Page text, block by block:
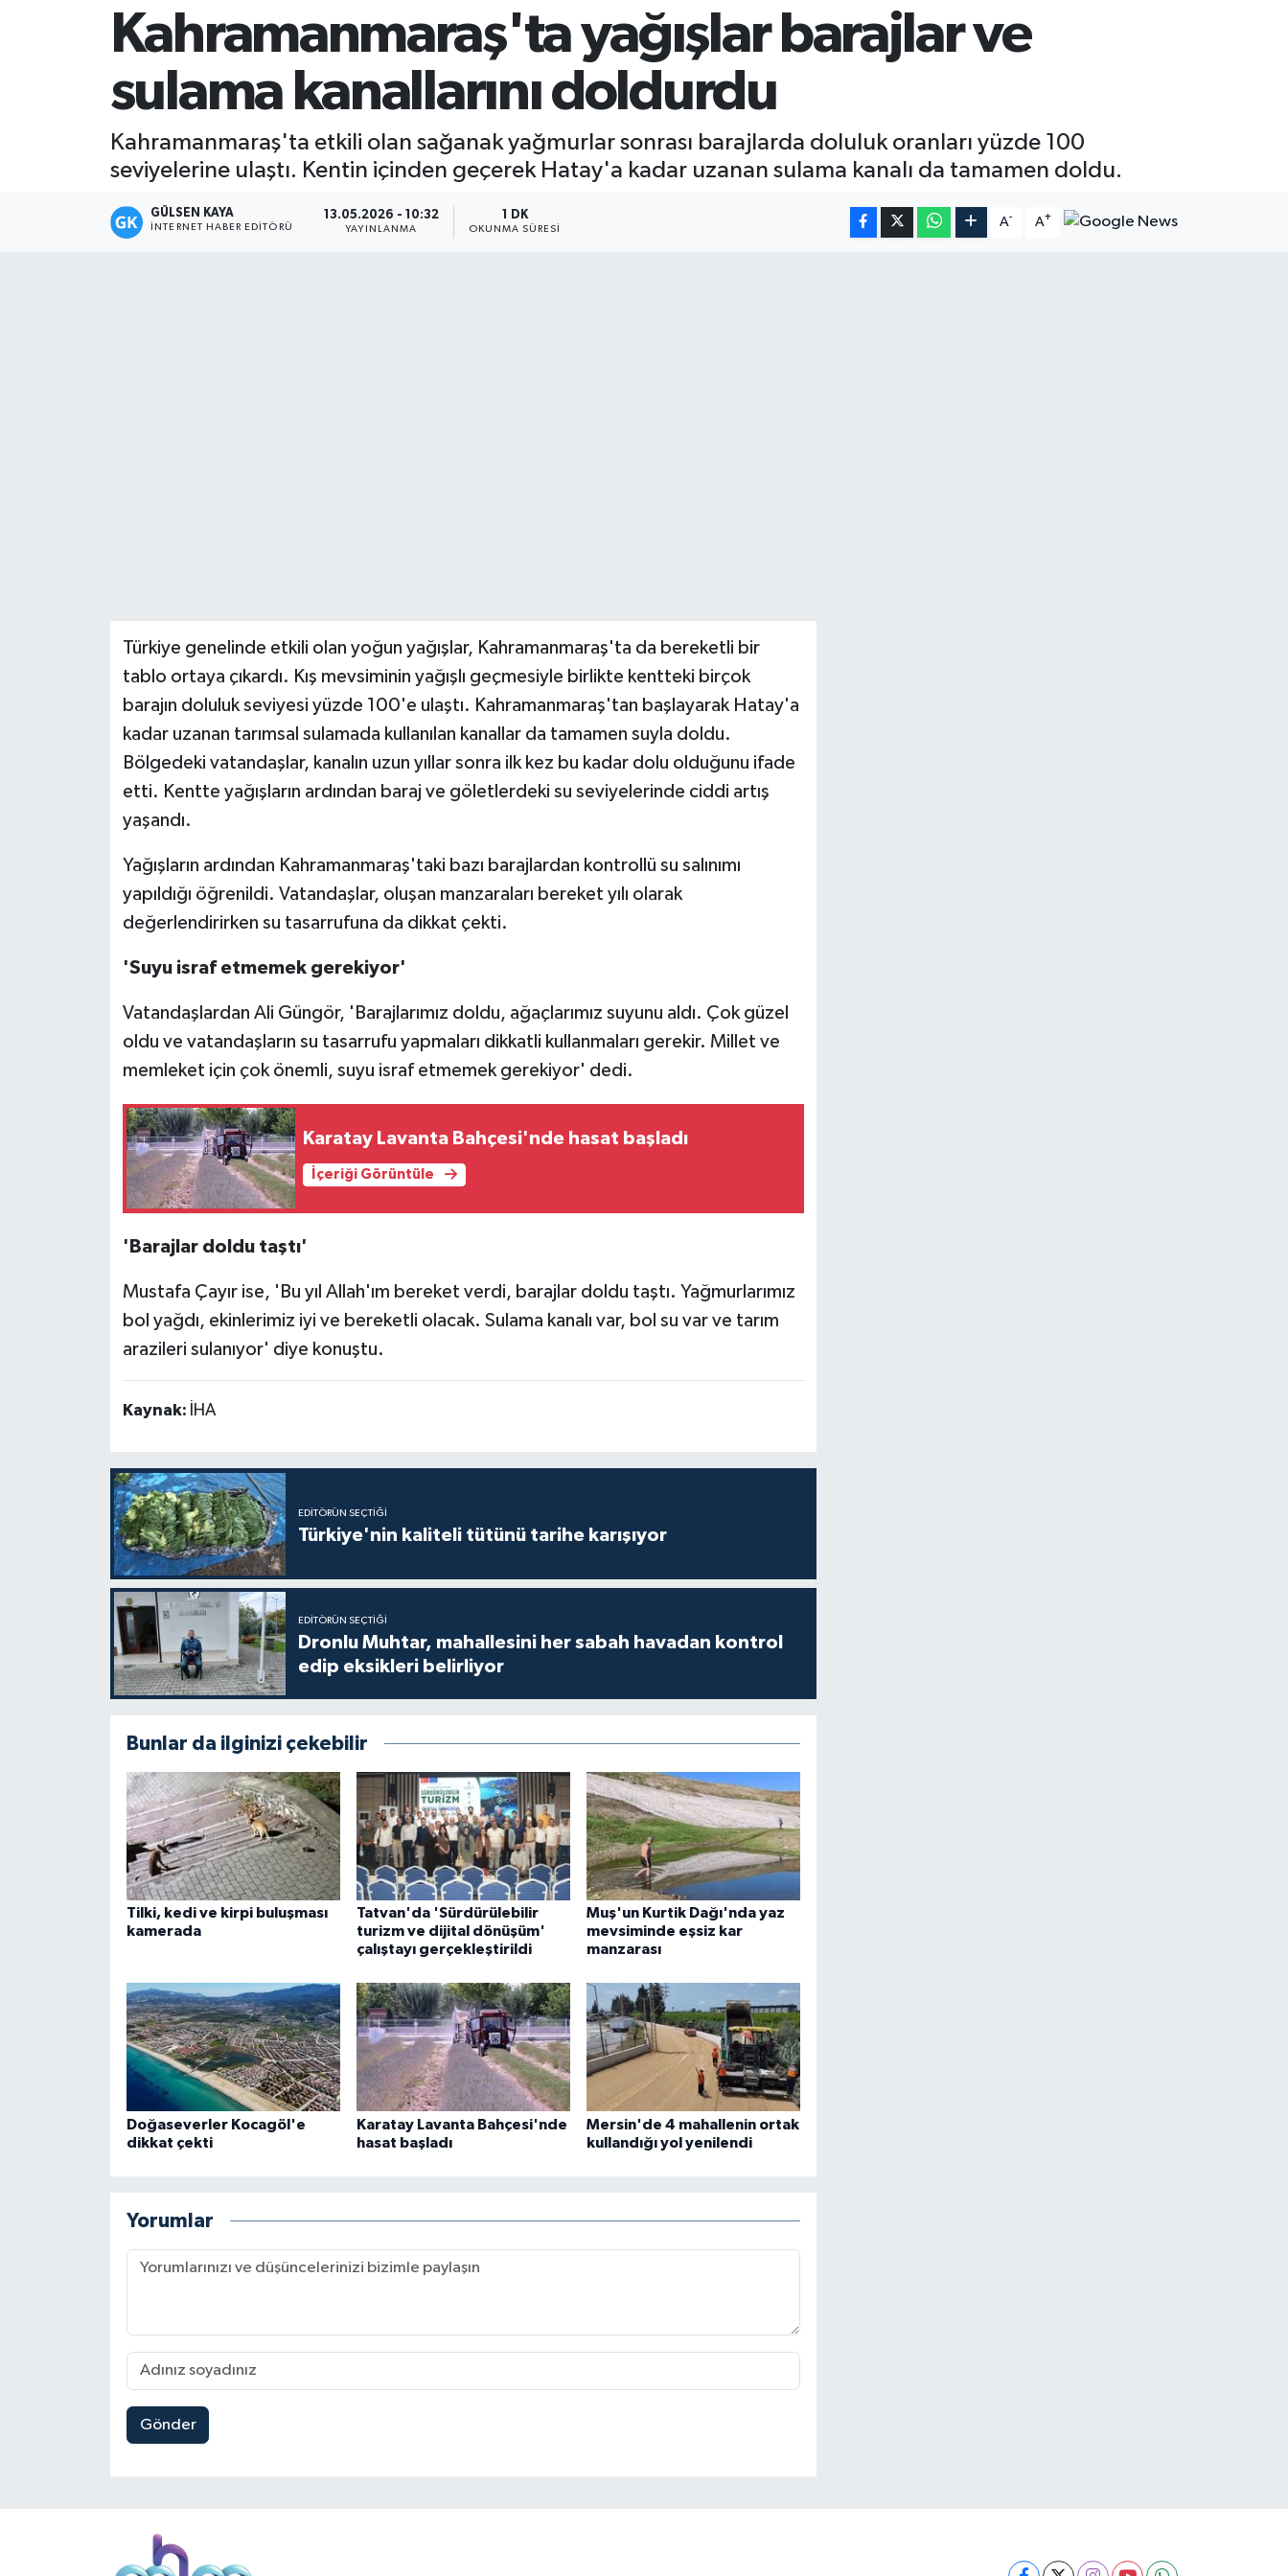
Kahramanmaraş'ta yağışlar barajlar ve
sulama kanallarını doldurdu
Kahramanmaraş'ta etkili olan sağanak yağmurlar sonrası barajlarda doluluk oranları yüzde 100
seviyelerine ulaştı. Kentin içinden geçerek Hatay'a kadar uzanan sulama kanalı da tamamen doldu.
GÜLSEN KAYA
İNTERNET HABER EDITÖRÜ
13.05.2026 - 10:32
YAYINLANMA
1 DK
OKUNMA SÜRESI
A- A+
Türkiye genelinde etkili olan yoğun yağışlar, Kahramanmaraş'ta da bereketli bir
tablo ortaya çıkardı. Kış mevsiminin yağışlı geçmesiyle birlikte kentteki birçok
barajın doluluk seviyesi yüzde 100'e ulaştı. Kahramanmaraş'tan başlayarak Hatay'a
kadar uzanan tarımsal sulamada kullanılan kanallar da tamamen suyla doldu.
Bölgedeki vatandaşlar, kanalın uzun yıllar sonra ilk kez bu kadar dolu olduğunu ifade
etti. Kentte yağışların ardından baraj ve göletlerdeki su seviyelerinde ciddi artış
yaşandı.
Yağışların ardından Kahramanmaraş'taki bazı barajlardan kontrollü su salınımı
yapıldığı öğrenildi. Vatandaşlar, oluşan manzaraları bereket yılı olarak
değerlendirirken su tasarrufuna da dikkat çekti.
'Suyu israf etmemek gerekiyor'
Vatandaşlardan Ali Güngör, 'Barajlarımız doldu, ağaçlarımız suyunu aldı. Çok güzel
oldu ve vatandaşların su tasarrufu yapmaları dikkatli kullanmaları gerekir. Millet ve
memleket için çok önemli, suyu israf etmemek gerekiyor' dedi.
Karatay Lavanta Bahçesi'nde hasat başladı
İçeriği Görüntüle
'Barajlar doldu taştı'
Mustafa Çayır ise, 'Bu yıl Allah'ım bereket verdi, barajlar doldu taştı. Yağmurlarımız
bol yağdı, ekinlerimiz iyi ve bereketli olacak. Sulama kanalı var, bol su var ve tarım
arazileri sulanıyor' diye konuştu.
Kaynak: İHA
EDITÖRÜN SEÇTIĞI
Türkiye'nin kaliteli tütünü tarihe karışıyor
EDITÖRÜN SEÇTIĞI
Dronlu Muhtar, mahallesini her sabah havadan kontrol
edip eksikleri belirliyor
Bunlar da ilginizi çekebilir
Tilki, kedi ve kirpi buluşması
kamerada
Tatvan'da 'Sürdürülebilir
turizm ve dijital dönüşüm'
çalıştayı gerçekleştirildi
Muş'un Kurtik Dağı'nda yaz
mevsiminde eşsiz kar
manzarası
Doğaseverler Kocagöl'e
dikkat çekti
Karatay Lavanta Bahçesi'nde
hasat başladı
Mersin'de 4 mahallenin ortak
kullandığı yol yenilendi
Yorumlar
Gönder
Mersin Tarihi
Özel Haber
Politika